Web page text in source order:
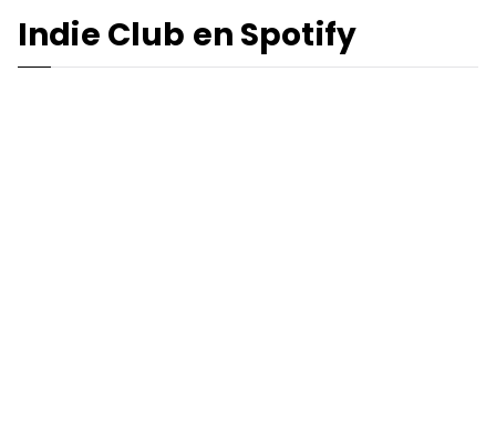
Indie Club en Spotify